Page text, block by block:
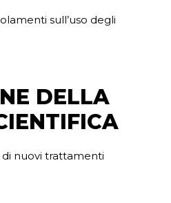
sull’uso degli
DELLA
nuovi trattamenti